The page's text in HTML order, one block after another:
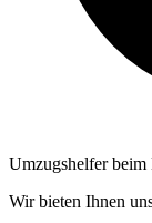
Umzugshelfer beim
Wir bieten Ihnen